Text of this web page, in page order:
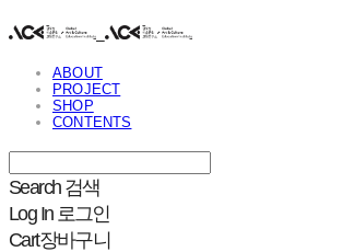
ABOUT
PROJECT
SHOP
CONTENTS
Search 검색
Log In 로그인
Cart장바구니